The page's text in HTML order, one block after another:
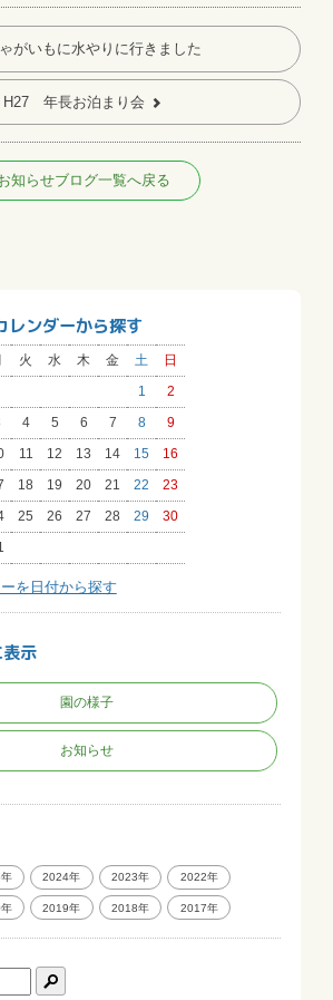
がいもに水やりに行きました
H27 年長お泊まり会
知らせブログ一覧へ戻る
ンダーから探す
火 水 木 金 土 日
1 2
4 5 6 7 8 9
11 12 13 14 15 16
18 19 20 21 22 23
25 26 27 28 29 30
を日付から探す
示
園の様子
お知らせ
2024年 2023年 2022年
2019年 2018年 2017年